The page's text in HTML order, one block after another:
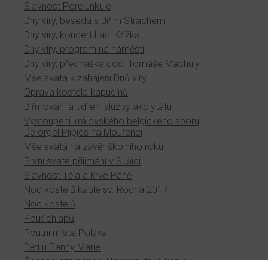
Slavnost Porciunkule
Dny víry, beseda s Jiřím Strachem
Dny víry, koncert Ládi Křížka
Dny víry, program na náměstí
Dny víry, přednáška doc. Tomáše Machuly
Mše svatá k zahájení Dnů víry
Oprava kostela kapucínů
Biřmování a udílení služby akolytátu
Vystoupení královského belgického sboru
De orgel Pijpjes na Mouřenci
Mše svatá na závěr školního roku
První svaté přijímání v Sušici
Slavnost Těla a krve Páně
Noc kostelů kaple sv. Rocha 2017
Noc kostelů
Pouť chlapů
Poutní místa Polska
Děti u Panny Marie